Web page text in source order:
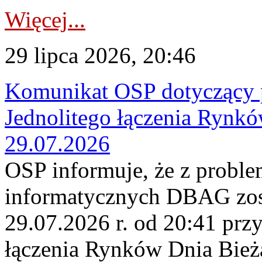
Więcej...
29 lipca 2026, 20:46
Komunikat OSP
Jednolitego łączenia
29.07.2026
OSP informuje, że z
informatycznych DBAG
29.07.2026 r. od 20:41
łączenia Rynków Dnia